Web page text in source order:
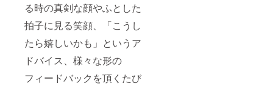
る時の真剣な顔やふとした
拍子に見る笑顔、「こうし
たら嬉しいかも」というア
ドバイス、様々な形の
フィードバックを頂くたび